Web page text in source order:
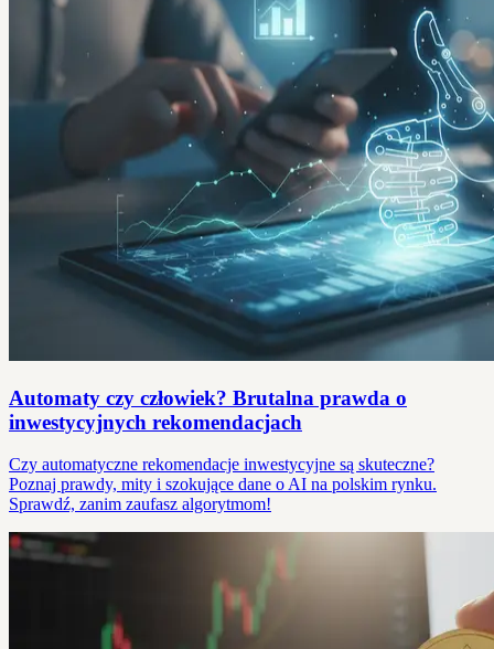
Automaty czy człowiek? Brutalna prawda o
inwestycyjnych rekomendacjach
Czy automatyczne rekomendacje inwestycyjne są skuteczne?
Poznaj prawdy, mity i szokujące dane o AI na polskim rynku.
Sprawdź, zanim zaufasz algorytmom!